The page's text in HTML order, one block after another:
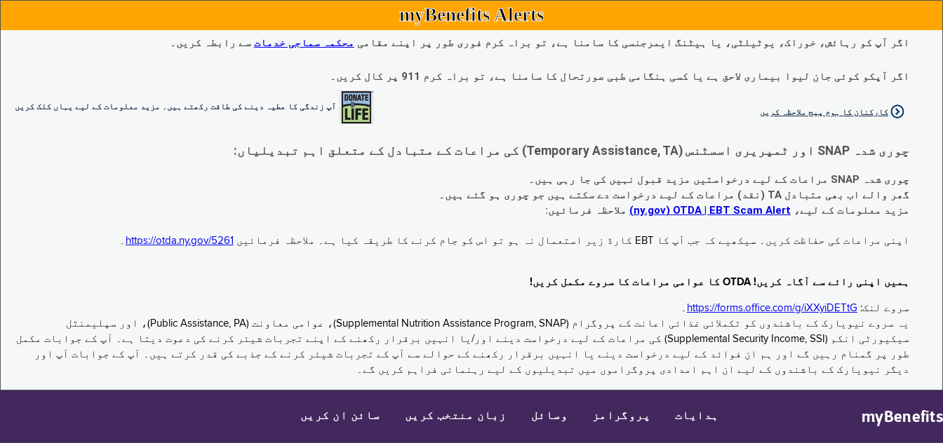
myBenefits Alerts
اگر آپ کو رہائش، خوراک، یوٹیلٹی، یا ہیٹنگ ایمرجنسی کا سامنا ہے، تو براہ کرم فوری طور پر اپنے مقامی محکمہ سماجی خدمات سے رابطہ کریں۔
اگر آپکو کوئی جان لیوا بیماری لاحق ہے یا کسی ہنگامی طبی صورتحال کا سامنا ہے، تو براہ کرم 911 پر کال کریں۔
آپ زندگی کا عطیہ دینے کی طاقت رکھتے ہیں۔ مزید معلومات کے لیے یہاں کلک کریں
کارکنان کا ہوم پیج ملاحظہ کریں
چوری شدہ SNAP اور ٹمپریری اسسٹنس (Temporary Assistance, TA) کی مراعات کے متبادل کے متعلق اہم تبدیلیاں:
چوری شدہ SNAP مراعات کے لیے درخواستیں مزید قبول نہیں کی جا رہی ہیں۔
گھر والے اب بھی متبادل TA (نقد) مراعات کے لیے درخواست دے سکتے ہیں جو چوری ہو گئے ہیں۔
مزید معلومات کے لیے، EBT Scam Alert ‏| OTDA ‏(ny.gov) ملاحظہ فرمائیں:
اپنی مراعات کی حفاظت کریں۔ سیکھیے کہ جب آپ کا EBT کارڈ زیر استعمال نہ ہو تو اس کو جام کرنے کا طریقہ کیا ہے۔ ملاحظہ فرمائیں https://otda.ny.gov/5261 ۔
ہمیں اپنی رائے سے آگاہ کریں! OTDA کا عوامی مراعات کا سروے مکمل کریں!
سروے لنک: https://forms.office.com/g/iXXyiDETtG ۔
یہ سروے نیویارک کے باشندوں کو تکملائی غذائی اعانت کے پروگرام (Supplemental Nutrition Assistance Program, SNAP)، عوامی معاونت (Public Assistance, PA)، اور سپلیمنٹل
سیکیورٹی انکم (Supplemental Security Income, SSI) کی مراعات کے لیے درخواست دینے اور/یا انہیں برقرار رکھنے کے اپنے تجربات شیئر کرنے کی دعوت دیتا ہے۔ آپ کے جوابات مکمل
طور پر گمنام رہیں گے اور ہم ان فوائد کے لیے درخواست دینے یا انہیں برقرار رکھنے کے حوالے سے آپ کے تجربات شیئر کرنے کے جذبے کی قدر کرتے ہیں۔ آپ کے جوابات آپ اور
دیگر نیویارک کے باشندوں کے لیے ان اہم امدادی پروگراموں میں تبدیلیوں کے لیے رہنمائی فراہم کریں گے۔
myBenefits ہدایات پروگرامز وسائل زبان منتخب کریں سائن ان کریں